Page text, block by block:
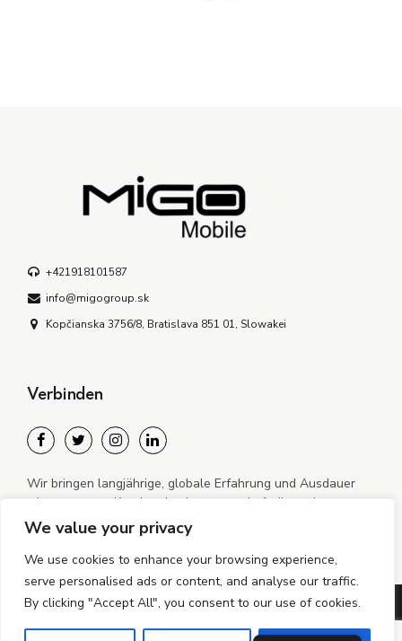
We value your privacy
We use cookies to enhance your browsing experience,
serve personalised ads or content, and analyse our traffic.
By clicking "Accept All", you consent to our use of cookies.
+421918101587
info@migogroup.sk
Kopčianska 3756/8, Bratislava 851 01, Slowakei
Verbinden
Wir bringen langjährige, globale Erfahrung und Ausdauer
mit, um unsere Kunden durch neue und oft disruptive
Realitäten zu führen.
©2024–2026 MiGO Mobile s.r.o. Alle Rechte vorbehalten.